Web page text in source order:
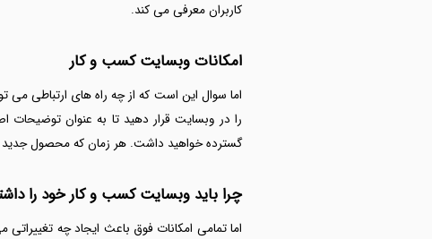
کاربران معرفی می کند.
امکانات وبسایت کسب و کار
اما سوال این است که از چه راه های ارتباطی می
را در وبسایت قرار دهید تا به عنوان توضیحات
گسترده خواهید داشت. هر زمان که محصول جدید
چرا باید وبسایت کسب و کار خود را
اما تمامی امکانات فوق باعث ایجاد چه